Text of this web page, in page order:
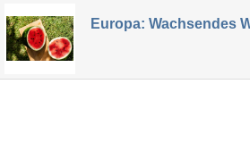
Europa: Wachsendes